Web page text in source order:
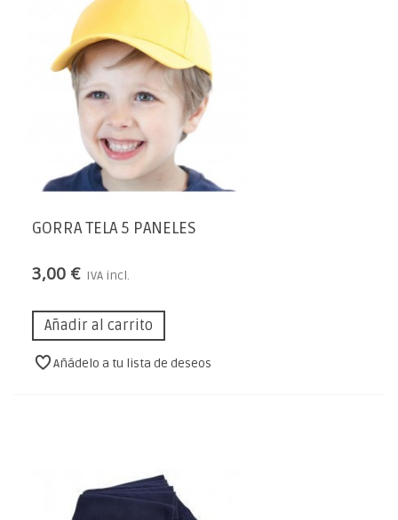
GORRA TELA 5 PANELES
3,00 € IVA incl.
Añadir al carrito
Añádelo a tu lista de deseos